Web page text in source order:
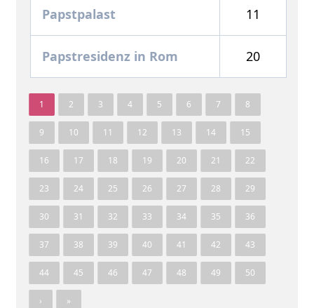
Papstpalast 11
Papstresidenz in Rom 20
1 2 3 4 5 6 7 8
9 10 11 12 13 14 15
16 17 18 19 20 21 22
23 24 25 26 27 28 29
30 31 32 33 34 35 36
37 38 39 40 41 42 43
44 45 46 47 48 49 50
› »